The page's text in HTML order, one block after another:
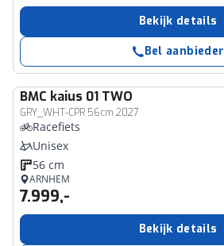
Bekijk details
Bel aanbieder
BMC kaius 01 TWO
GRY_WHT-CPR 56cm 2027
Racefiets
Unisex
56 cm
ARNHEM
7.999,-
Bekijk details